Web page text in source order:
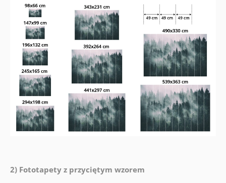
2) Fototapety z przyciętym wzorem